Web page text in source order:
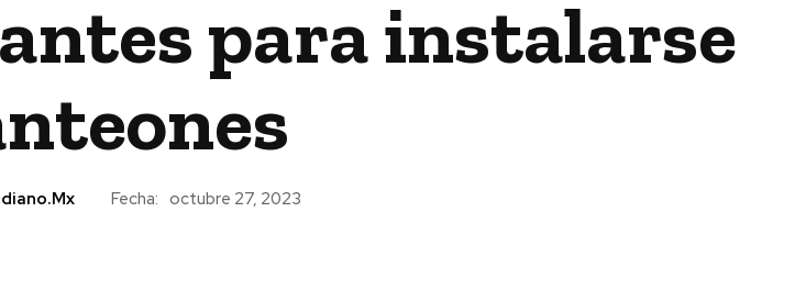
para instalarse
Fecha: octubre 27, 2023